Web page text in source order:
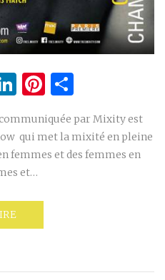
LinkedIn
Pinterest
par Mixity est
qui met la mixité en pleine
femmes et des femmes en
et…